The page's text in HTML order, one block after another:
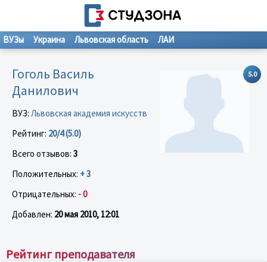
ВУЗы Украина Львовская область ЛАИ
5.0
Гоголь Василь
Данилович
ВУЗ: Львовская академия искусств
Рейтинг: 20/4 (5.0)
Всего отзывов: 3
Положительных: + 3
Отрицательных: - 0
Добавлен: 20 мая 2010, 12:01
Рейтинг преподавателя